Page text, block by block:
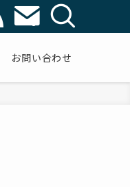
お問い合わせ